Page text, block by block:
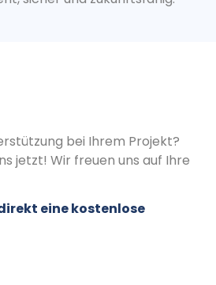
bei Ihrem Projekt?
jetzt! Wir freuen uns auf Ihre
eine kostenlose